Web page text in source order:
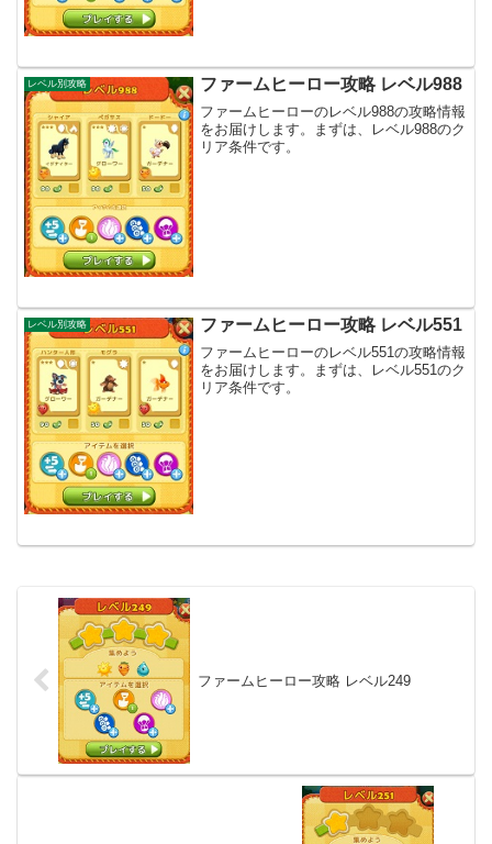
レベル別攻略 ファームヒーロー攻略 レベル988
ファームヒーローのレベル988の攻略情報
をお届けします。まずは、レベル988のク
リア条件です。
レベル別攻略 ファームヒーロー攻略 レベル551
ファームヒーローのレベル551の攻略情報
をお届けします。まずは、レベル551のク
リア条件です。
ファームヒーロー攻略 レベル249